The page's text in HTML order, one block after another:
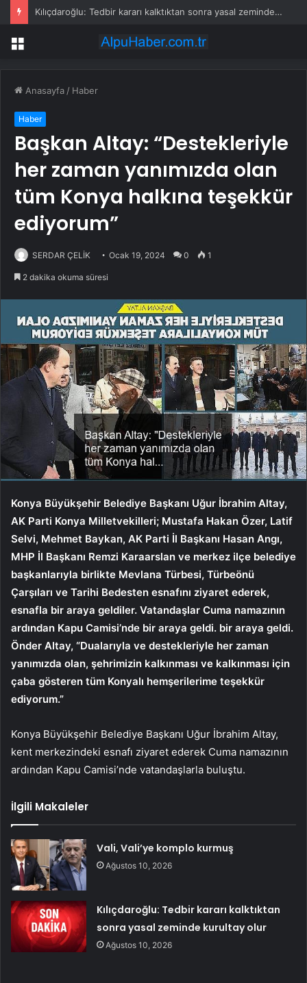
Kılıçdaroğlu: Tedbir kararı kalktıktan sonra yasal zeminde kurultay olur
Menü
Anasayfa / Haber
Haber
Başkan Altay: “Destekleriyle
her zaman yanımızda olan
tüm Konya halkına teşekkür
ediyorum”
SERDAR ÇELİK Ocak 19, 2024 0 1
2 dakika okuma süresi
Konya Büyükşehir Belediye Başkanı Uğur İbrahim Altay,
AK Parti Konya Milletvekilleri; Mustafa Hakan Özer, Latif
Selvi, Mehmet Baykan, AK Parti İl Başkanı Hasan Angı,
MHP İl Başkanı Remzi Karaarslan ve merkez ilçe belediye
başkanlarıyla birlikte Mevlana Türbesi, Türbeönü
Çarşıları ve Tarihi Bedesten esnafını ziyaret ederek,
esnafla bir araya geldiler. Vatandaşlar Cuma namazının
ardından Kapu Camisi’nde bir araya geldi. bir araya geldi.
Önder Altay, “Dualarıyla ve destekleriyle her zaman
yanımızda olan, şehrimizin kalkınması ve kalkınması için
çaba gösteren tüm Konyalı hemşerilerime teşekkür
ediyorum.”
Konya Büyükşehir Belediye Başkanı Uğur İbrahim Altay,
kent merkezindeki esnafı ziyaret ederek Cuma namazının
ardından Kapu Camisi’nde vatandaşlarla buluştu.
İlgili Makaleler
Vali, Vali’ye komplo kurmuş
Ağustos 10, 2026
Kılıçdaroğlu: Tedbir kararı kalktıktan
sonra yasal zeminde kurultay olur
Ağustos 10, 2026